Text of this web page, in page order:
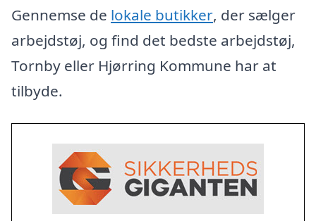
Gennemse de lokale butikker, der sælger
arbejdstøj, og find det bedste arbejdstøj,
Tornby eller Hjørring Kommune har at
tilbyde.